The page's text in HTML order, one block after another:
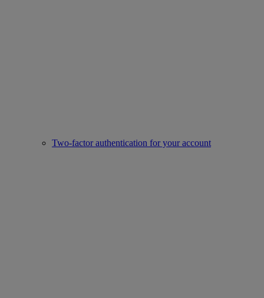
Two-factor authentication for your account